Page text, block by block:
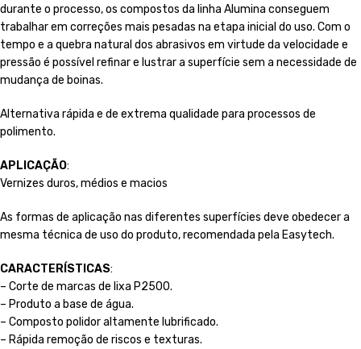
durante o processo, os compostos da linha Alumina conseguem
trabalhar em correções mais pesadas na etapa inicial do uso. Com o
tempo e a quebra natural dos abrasivos em virtude da velocidade e
pressão é possível refinar e lustrar a superfície sem a necessidade de
mudança de boinas.
Alternativa rápida e de extrema qualidade para processos de
polimento.
APLICAÇÃO:
Vernizes duros, médios e macios
As formas de aplicação nas diferentes superfícies deve obedecer a
mesma técnica de uso do produto, recomendada pela Easytech.
CARACTERÍSTICAS:
– Corte de marcas de lixa P2500.
– Produto a base de água.
– Composto polidor altamente lubrificado.
– Rápida remoção de riscos e texturas.